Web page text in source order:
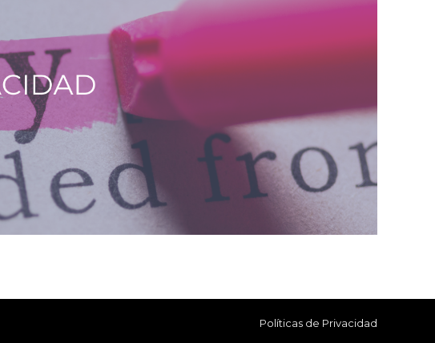
Políticas de Privacidad